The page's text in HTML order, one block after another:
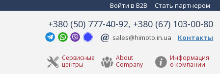
Войти в B2B Стать партнером
+380 (50) 777-40-92, +380 (67) 103-00-80
sales@himoto.in.ua Контакты
Информация
о компании
About
Company
Сервисные
центры